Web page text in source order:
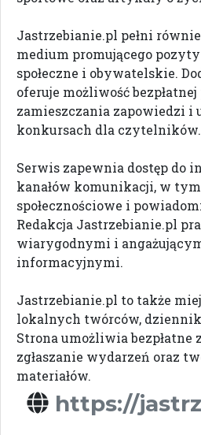
Jastrzebianie.pl pełni
medium promującego
społeczne i obywatelskie.
oferuje możliwość
zamieszczania zapowiedzi i
konkursach dla czytelników.
Serwis zapewnia dostęp do
kanałów komunikacji, w
społecznościowe i
Redakcja Jastrzebianie.pl
wiarygodnymi i
informacyjnymi.
Jastrzebianie.pl to także
lokalnych twórców,
Strona umożliwia bezpłatne
zgłaszanie wydarzeń oraz
materiałów.
https://